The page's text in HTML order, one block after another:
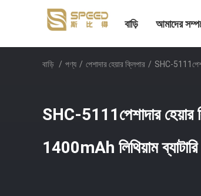
বাড়ি আমাদের
বাড়ি / পণ্য / পেশাদার হেয়ার ক্লিপার / SHC-
SHC-5111পেশাদার
1400mAh লিথিয়াম ব্যাটারি